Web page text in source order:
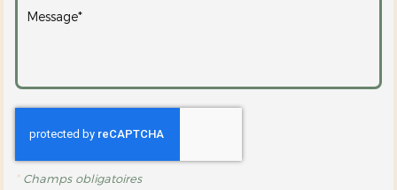
* Champs obligatoires